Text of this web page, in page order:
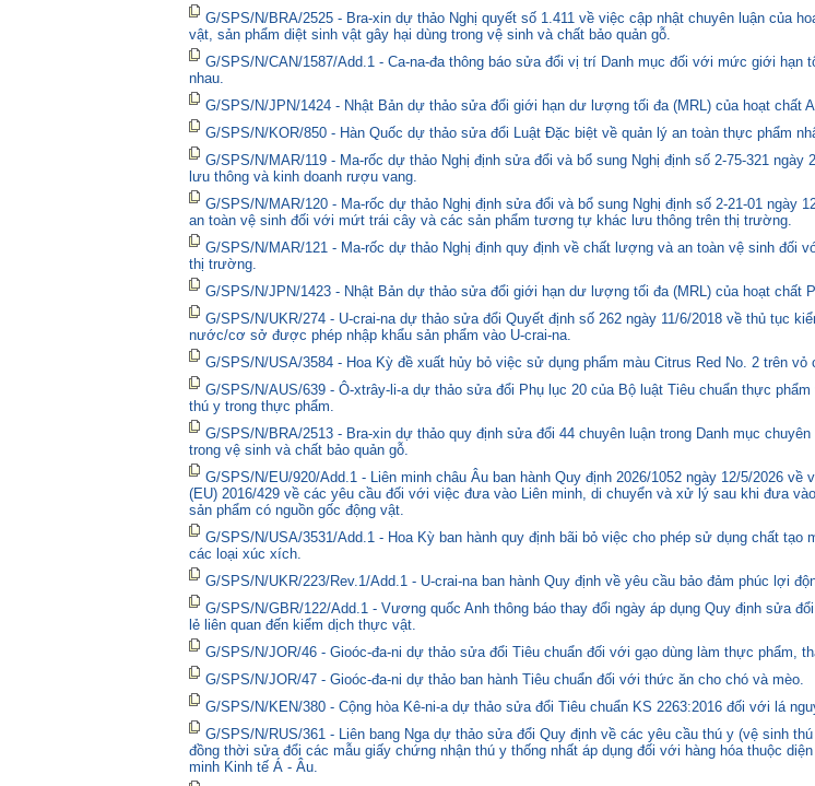
G/SPS/N/BRA/2525 - Bra-xin dự thảo Nghị quyết số 1.411 về việc cập nhật chuyên luận của
vật, sản phẩm diệt sinh vật gây hại dùng trong vệ sinh và chất bảo quản gỗ.
G/SPS/N/CAN/1587/Add.1 - Ca-na-đa thông báo sửa đổi vị trí Danh mục đối với mức giới hạn
nhau.
G/SPS/N/JPN/1424 - Nhật Bản dự thảo sửa đổi giới hạn dư lượng tối đa (MRL) của hoạt chất
G/SPS/N/KOR/850 - Hàn Quốc dự thảo sửa đổi Luật Đặc biệt về quản lý an toàn thực phẩm
G/SPS/N/MAR/119 - Ma-rốc dự thảo Nghị định sửa đổi và bổ sung Nghị định số 2-75-321
lưu thông và kinh doanh rượu vang.
G/SPS/N/MAR/120 - Ma-rốc dự thảo Nghị định sửa đổi và bổ sung Nghị định số 2-21-01 ngày
an toàn vệ sinh đối với mứt trái cây và các sản phẩm tương tự khác lưu thông trên thị trường.
G/SPS/N/MAR/121 - Ma-rốc dự thảo Nghị định quy định về chất lượng và an toàn vệ sinh đối
thị trường.
G/SPS/N/JPN/1423 - Nhật Bản dự thảo sửa đổi giới hạn dư lượng tối đa (MRL) của hoạt chất
G/SPS/N/UKR/274 - U-crai-na dự thảo sửa đổi Quyết định số 262 ngày 11/6/2018 về thủ tục
nước/cơ sở được phép nhập khẩu sản phẩm vào U-crai-na.
G/SPS/N/USA/3584 - Hoa Kỳ đề xuất hủy bỏ việc sử dụng phẩm màu Citrus Red No. 2 trên
G/SPS/N/AUS/639 - Ô-xtrây-li-a dự thảo sửa đổi Phụ lục 20 của Bộ luật Tiêu chuẩn thực
thú y trong thực phẩm.
G/SPS/N/BRA/2513 - Bra-xin dự thảo quy định sửa đổi 44 chuyên luận trong Danh mục
trong vệ sinh và chất bảo quản gỗ.
G/SPS/N/EU/920/Add.1 - Liên minh châu Âu ban hành Quy định 2026/1052 ngày 12/5/2026
(EU) 2016/429 về các yêu cầu đối với việc đưa vào Liên minh, di chuyển và xử lý sau khi đưa
sản phẩm có nguồn gốc động vật.
G/SPS/N/USA/3531/Add.1 - Hoa Kỳ ban hành quy định bãi bỏ việc cho phép sử dụng chất
các loại xúc xích.
G/SPS/N/UKR/223/Rev.1/Add.1 - U-crai-na ban hành Quy định về yêu cầu bảo đảm phúc lợi
G/SPS/N/GBR/122/Add.1 - Vương quốc Anh thông báo thay đổi ngày áp dụng Quy định sửa
lẻ liên quan đến kiểm dịch thực vật.
G/SPS/N/JOR/46 - Gioóc-đa-ni dự thảo sửa đổi Tiêu chuẩn đối với gạo dùng làm thực phẩm,
G/SPS/N/JOR/47 - Gioóc-đa-ni dự thảo ban hành Tiêu chuẩn đối với thức ăn cho chó và mèo.
G/SPS/N/KEN/380 - Cộng hòa Kê-ni-a dự thảo sửa đổi Tiêu chuẩn KS 2263:2016 đối với lá
G/SPS/N/RUS/361 - Liên bang Nga dự thảo sửa đổi Quy định về các yêu cầu thú y (vệ sinh
đồng thời sửa đổi các mẫu giấy chứng nhận thú y thống nhất áp dụng đối với hàng hóa thuộc
minh Kinh tế Á - Âu.